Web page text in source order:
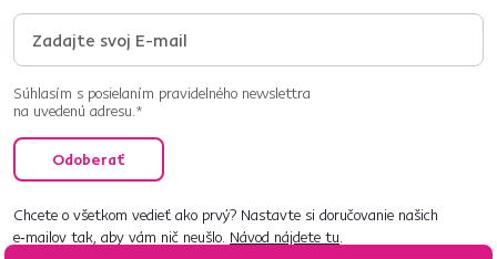
Súhlasím s posielaním pravidelného newslettra
na uvedenú adresu.*
Odoberať
Chcete o všetkom vedieť ako prvý? Nastavte si doručovanie našich
e‑mailov tak, aby vám nič neušlo. Návod nájdete tu.